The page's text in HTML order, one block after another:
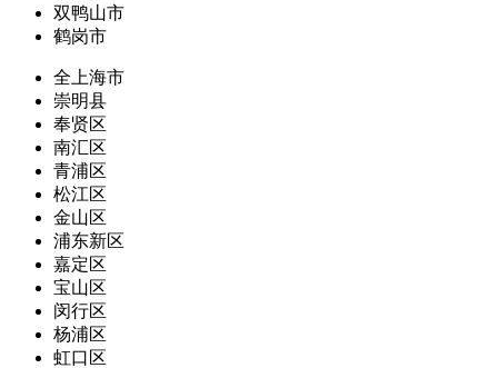
双鸭山市
鹤岗市
全上海市
崇明县
奉贤区
南汇区
青浦区
松江区
金山区
浦东新区
嘉定区
宝山区
闵行区
杨浦区
虹口区